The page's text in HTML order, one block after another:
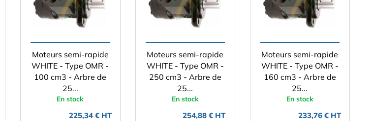
Moteurs semi-rapide
WHITE - Type OMR -
100 cm3 - Arbre de
25...
En stock
225,34 € HT
Moteurs semi-rapide
WHITE - Type OMR -
250 cm3 - Arbre de
25...
En stock
254,88 € HT
Moteurs semi-rapide
WHITE - Type OMR -
160 cm3 - Arbre de
25...
En stock
233,76 € HT